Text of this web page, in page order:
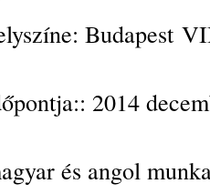
Budapest
2014
és angol